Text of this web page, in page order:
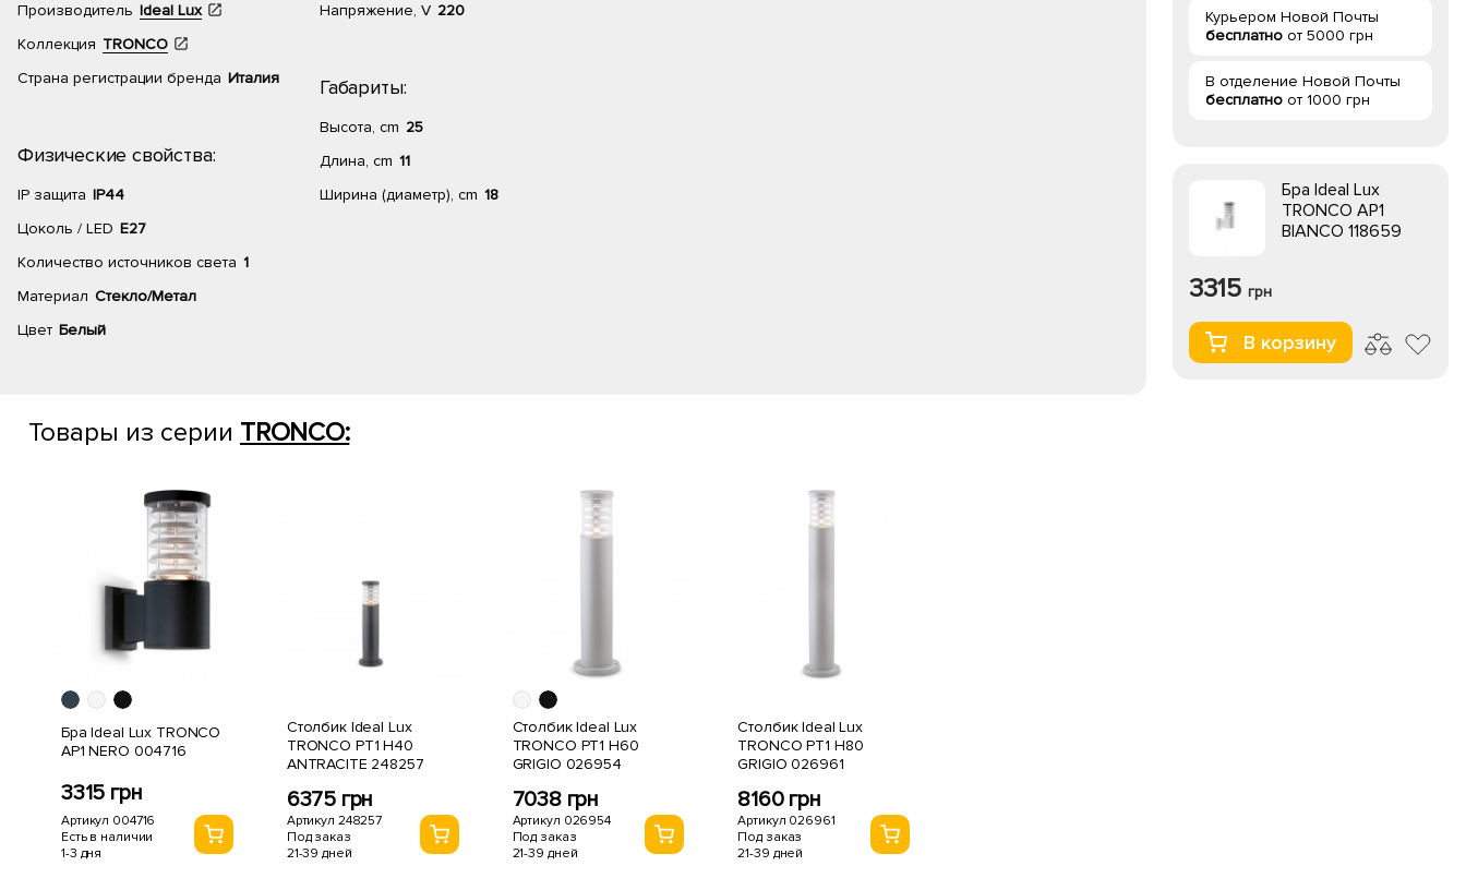
Производитель Ideal Lux
Коллекция TRONCO
Страна регистрации бренда Италия
Физические свойства:
IP защита IP44
Цоколь / LED E27
Количество источников света 1
Материал Стекло/Метал
Цвет Белый
Напряжение, V 220
Габариты:
Высота, cm 25
Длина, cm 11
Ширина (диаметр), cm 18
Товары из серии TRONCO:
Бра Ideal Lux TRONCO
AP1 NERO 004716
3315 грн
Артикул 004716
Есть в наличии
1-3 дня
Столбик Ideal Lux
TRONCO PT1 H40
ANTRACITE 248257
6375 грн
Артикул 248257
Под заказ
21-39 дней
Столбик Ideal Lux
TRONCO PT1 H60
GRIGIO 026954
7038 грн
Артикул 026954
Под заказ
21-39 дней
Столбик Ideal Lux
TRONCO PT1 H80
GRIGIO 026961
8160 грн
Артикул 026961
Под заказ
21-39 дней
Курьером Новой Почты
бесплатно от 5000 грн
В отделение Новой Почты
бесплатно от 1000 грн
Бра Ideal Lux
TRONCO AP1
BIANCO 118659
3315 грн
В корзину